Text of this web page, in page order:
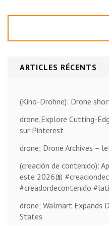
ARTICLES RÉCENTS
(Kino-Drohne): Drone
drone,Explore Cutting-
sur Pinterest
drone; Drone Archives –
(creación de contenido):
este 2026🎀
#creadordecontenido
drone; Walmart Expands
States